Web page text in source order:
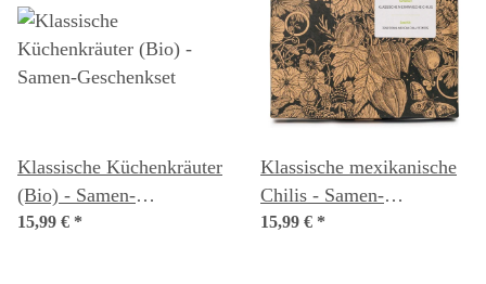
Klassische Küchenkräuter
(Bio) - Samen-
Geschenkset
15,99 € *
Klassische mexikanische
Chilis - Samen-
Geschenkset
15,99 € *